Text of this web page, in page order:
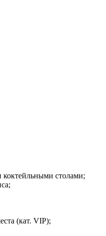
коктейльными столами;
(кат. VIP);